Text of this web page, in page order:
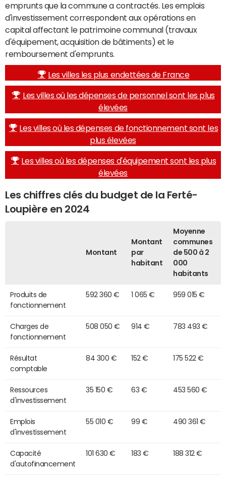
emprunts que la commune a contractés. Les emplois
d'investissement correspondent aux opérations en
capital affectant le patrimoine communal (travaux
d'équipement, acquisition de bâtiments) et le
remboursement d'emprunts.
Les villes les plus endettées de France
Les villes où les dépenses de personnel sont les plus
élevées
Les villes où les dépenses de fonctionnement sont les
plus élevées
Les villes où les dépenses d'équipement sont les plus
élevées
Les chiffres clés du budget de la Ferté-
Loupière en 2024
Montant
Montant
par
habitant
Moyenne
communes
de 500 à 2
000
habitants
Produits de
fonctionnement
592 360 € 1 065 € 959 015 €
Charges de
fonctionnement
508 050 € 914 € 783 493 €
Résultat
comptable
84 300 € 152 € 175 522 €
Ressources
d'investissement
35 150 € 63 € 453 560 €
Emplois
d'investissement
55 010 € 99 € 490 361 €
Capacité
d'autofinancement
101 630 € 183 € 188 312 €